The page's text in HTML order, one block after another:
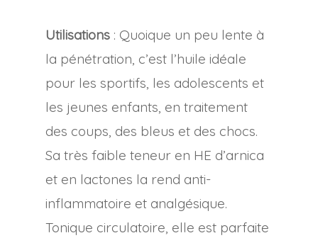
Utilisations : Quoique un peu lente à
la pénétration, c’est l’huile idéale
pour les sportifs, les adolescents et
les jeunes enfants, en traitement
des coups, des bleus et des chocs.
Sa très faible teneur en HE d’arnica
et en lactones la rend anti-
inflammatoire et analgésique.
Tonique circulatoire, elle est parfaite